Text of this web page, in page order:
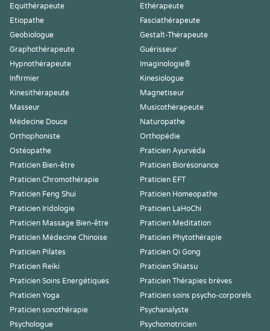
Equithérapeute
Ethérapeute
Etiopathe
Fasciathérapeute
Geobiologue
Gestalt-Thérapeute
Graphothérapeute
Guérisseur
Hypnothérapeute
Imaginologie®
Infirmier
Kinesiologue
Kinesithérapeute
Magnetiseur
Masseur
Musicothérapeute
Médecine Douce
Naturopathe
Orthophoniste
Orthopédie
Ostéopathe
Praticien Ayurvéda
Praticien Bien-être
Praticien Biorésonance
Praticien Chromothérapie
Praticien EFT
Praticien Feng Shui
Praticien Homeopathe
Praticien Iridologie
Praticien LaHoChi
Praticien Massage Bien-être
Praticien Meditation
Praticien Médecine Chinoise
Praticien Phytothérapie
Praticien Pilates
Praticien Qi Gong
Praticien Reiki
Praticien Shiatsu
Praticien Soins Energétiques
Praticien Thérapies brèves
Praticien Yoga
Praticien soins psycho-corporels
Praticien sonothérapie
Psychanalyste
Psychologue
Psychomotricien